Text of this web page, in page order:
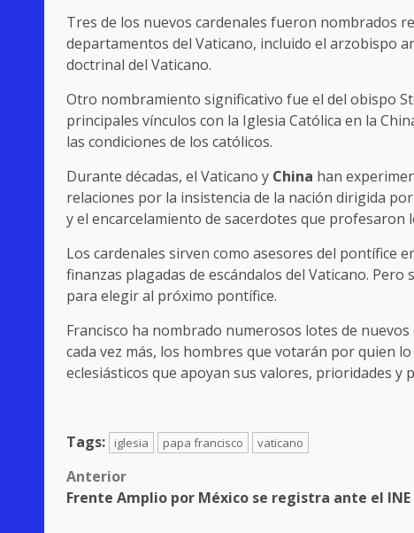
Tres de los nuevos cardenales fueron nombrados
departamentos del Vaticano, incluido el arzobispo
doctrinal del Vaticano.
Otro nombramiento significativo fue el del obispo
principales vínculos con la Iglesia Católica en la
las condiciones de los católicos.
Durante décadas, el Vaticano y China han
relaciones por la insistencia de la nación dirigida
y el encarcelamiento de sacerdotes que profesaron
Los cardenales sirven como asesores del pontífice
finanzas plagadas de escándalos del Vaticano.
para elegir al próximo pontífice.
Francisco ha nombrado numerosos lotes de
cada vez más, los hombres que votarán por quien
eclesiásticos que apoyan sus valores, prioridades y
Tags: iglesia papa francisco vaticano
Post
navigation
Anterior
Frente Amplio por México se registra ante el INE